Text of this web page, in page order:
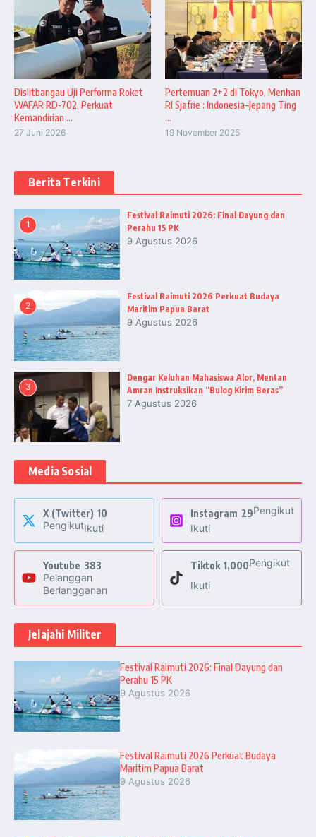
Dislitbangau Uji Performa Roket
WAFAR RD-702, Perkuat
Kemandirian ...
27 Juni 2026
Pertemuan 2+2 di Tokyo, Menhan
RI Sjafrie : Indonesia–Jepang Ting
...
19 November 2025
Berita Terkini
1
Festival Raimuti 2026: Final Dayung dan
Perahu 15 PK
9 Agustus 2026
2
Festival Raimuti 2026 Perkuat Budaya
Maritim Papua Barat
9 Agustus 2026
3
Dengar Keluhan Mahasiswa Alor, Mentan
Amran Instruksikan “Bulog Kirim Beras”
7 Agustus 2026
Media Sosial
X (Twitter) 10
PengikutIkuti
Instagram 29Pengikut
Ikuti
Youtube 383
Pelanggan
Berlangganan
Tiktok 1,000Pengikut
Ikuti
Jelajahi Militer
Festival Raimuti 2026: Final Dayung dan
Perahu 15 PK
9 Agustus 2026
Festival Raimuti 2026 Perkuat Budaya
Maritim Papua Barat
9 Agustus 2026